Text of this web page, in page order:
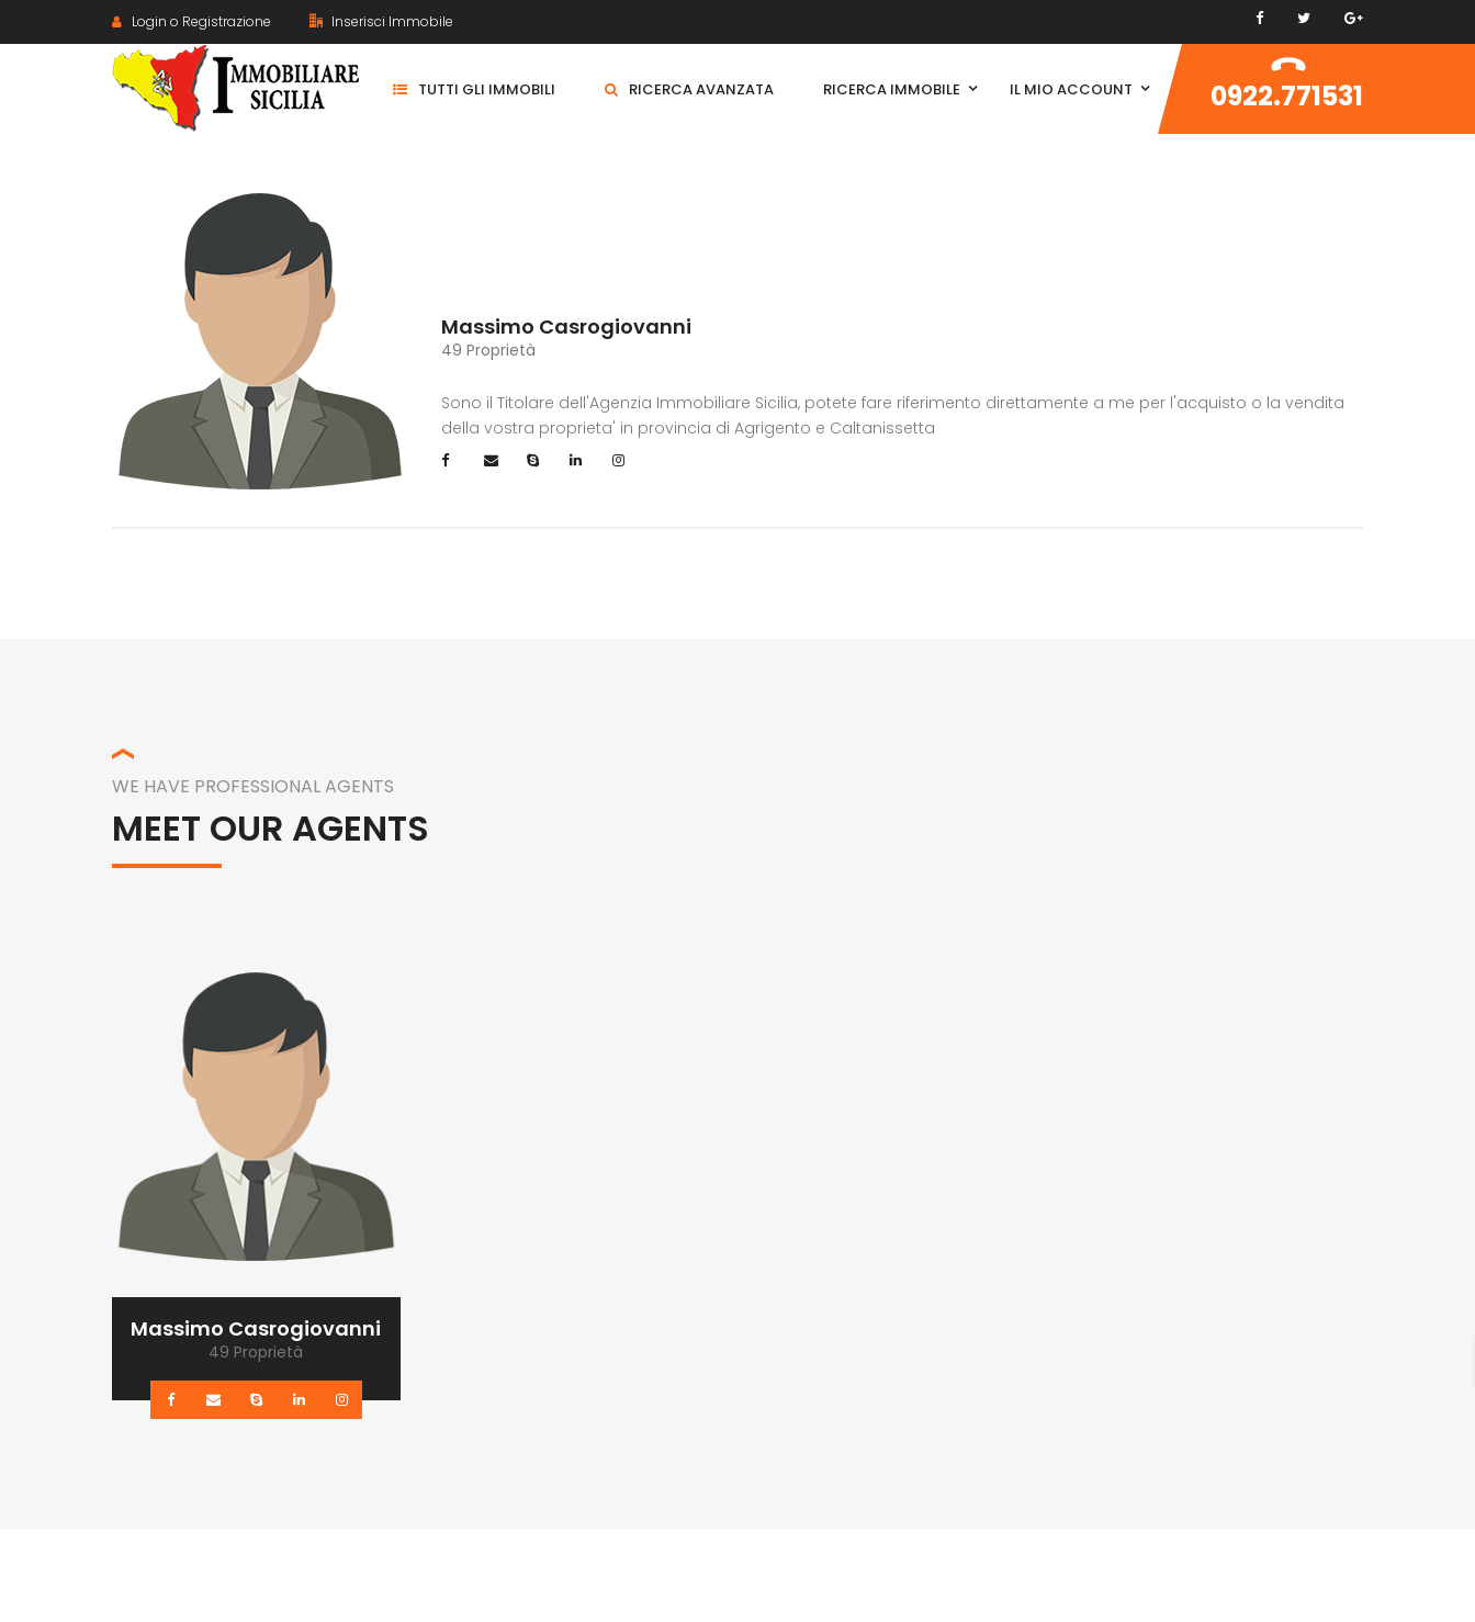
Login o Registrazione Inserisci Immobile
TUTTI GLI IMMOBILI RICERCA AVANZATA RICERCA IMMOBILE IL MIO ACCOUNT 0922.771531
Massimo Casrogiovanni
49 Proprietà
Sono il Titolare dell'Agenzia Immobiliare Sicilia, potete fare riferimento direttamente a me per l'acquisto o la vendita
della vostra proprieta' in provincia di Agrigento e Caltanissetta
WE HAVE PROFESSIONAL AGENTS
MEET OUR AGENTS
Massimo Casrogiovanni
49 Proprietà